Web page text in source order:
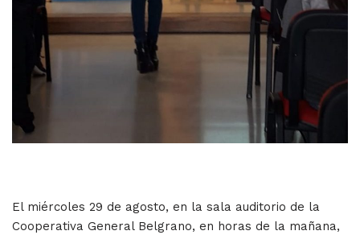
El miércoles 29 de agosto, en la sala auditorio de la
Cooperativa General Belgrano, en horas de la mañana,